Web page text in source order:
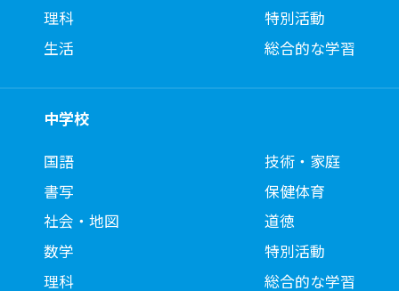
理科
生活
特別活動
総合的な学習
中学校
国語
書写
社会・地図
数学
理科
技術・家庭
保健体育
道徳
特別活動
総合的な学習